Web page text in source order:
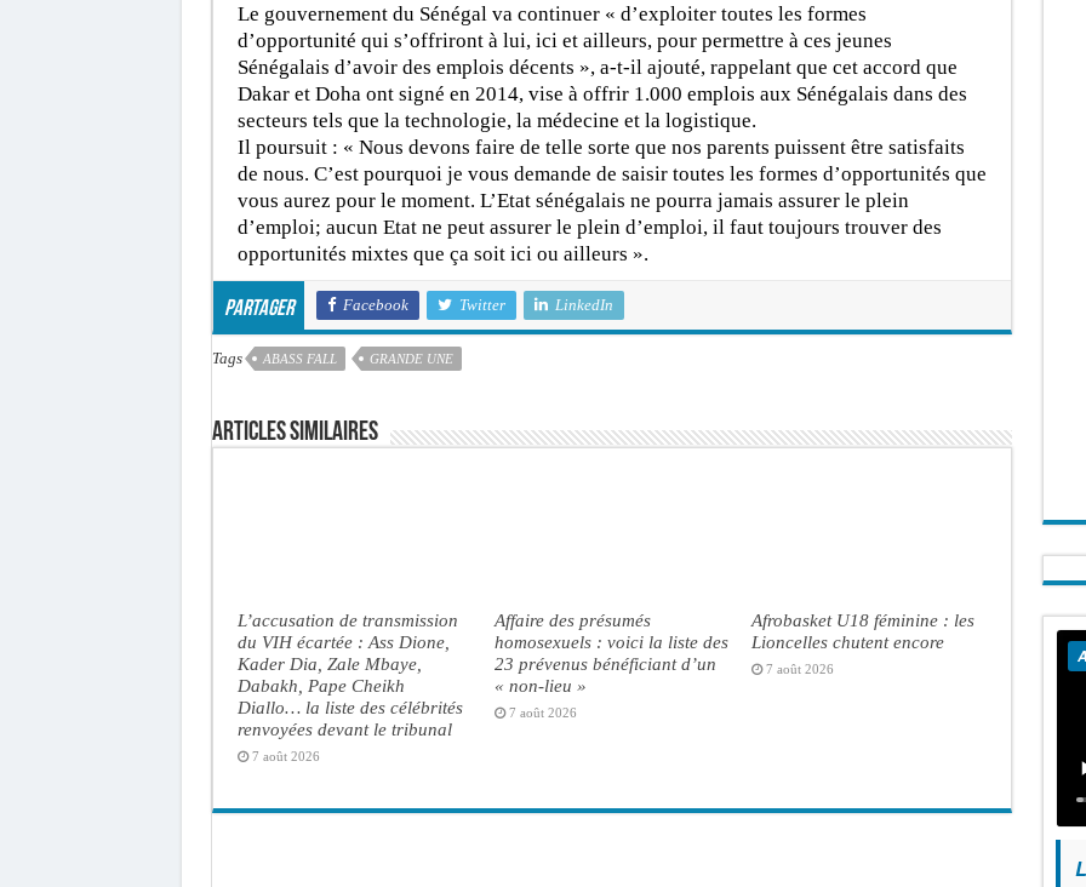
Le gouvernement du Sénégal va continuer « d’exploiter toutes les formes
d’opportunité qui s’offriront à lui, ici et ailleurs, pour permettre à ces jeunes
Sénégalais d’avoir des emplois décents », a-t-il ajouté, rappelant que cet accord que
Dakar et Doha ont signé en 2014, vise à offrir 1.000 emplois aux Sénégalais dans des
secteurs tels que la technologie, la médecine et la logistique.
Il poursuit : « Nous devons faire de telle sorte que nos parents puissent être satisfaits
de nous. C’est pourquoi je vous demande de saisir toutes les formes d’opportunités que
vous aurez pour le moment. L’Etat sénégalais ne pourra jamais assurer le plein
d’emploi; aucun Etat ne peut assurer le plein d’emploi, il faut toujours trouver des
opportunités mixtes que ça soit ici ou ailleurs ».
Partager Facebook Twitter LinkedIn
Tags ABASS FALL GRANDE UNE
Articles similaires
L’accusation de transmission
du VIH écartée : Ass Dione,
Kader Dia, Zale Mbaye,
Dabakh, Pape Cheikh
Diallo… la liste des célébrités
renvoyées devant le tribunal
7 août 2026
Affaire des présumés
homosexuels : voici la liste des
23 prévenus bénéficiant d’un
« non-lieu »
7 août 2026
Afrobasket U18 féminine : les
Lioncelles chutent encore
7 août 2026